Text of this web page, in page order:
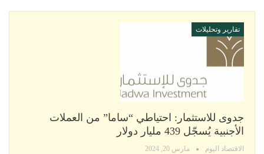
تقارير وتحليلات
جدوى للاستثمار: احتياطي “ساما” من العملات
الأجنبية يُسجّل 439 مليار دولار
الاقتصاد اليوم مارس 20, 2024